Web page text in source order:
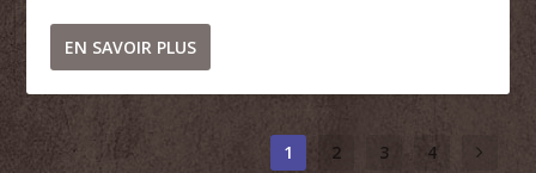
EN SAVOIR PLUS
1 2 3 4